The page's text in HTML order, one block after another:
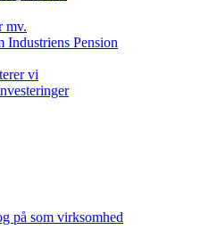
mv.
Industriens Pension
vi
på som virksomhed